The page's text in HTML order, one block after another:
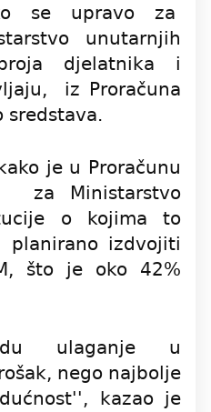
se upravo za
unutarnjih
djelatnika i
iz Proračuna
sredstava.
je u Proračunu
za Ministarstvo
o kojima to
planirano izdvojiti
što je oko 42%
ulaganje u
nego najbolje
kazao je